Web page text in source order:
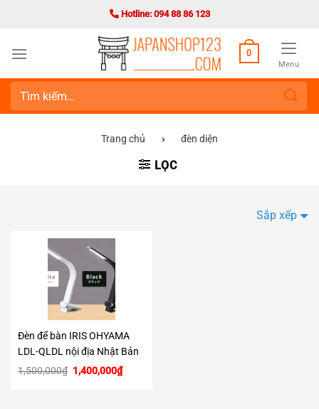
dung
Hotline: 094 88 86 123
0
Menu
Tìm
kiếm:
Trang chủ › đèn diện
LỌC
Sắp xếp
Đèn để bàn IRIS OHYAMA
LDL-QLDL nội địa Nhật Bản
1,500,000₫ Giá
gốc
1,400,000₫Giá
hiện